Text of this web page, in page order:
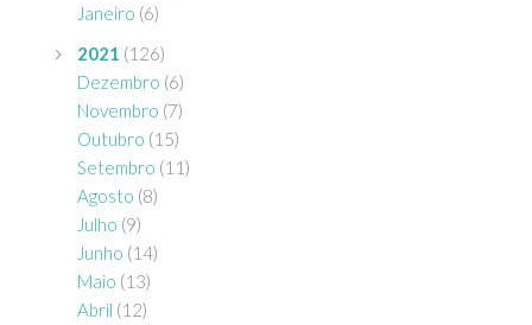
Janeiro (6)
2021 (126)
Dezembro (6)
Novembro (7)
Outubro (15)
Setembro (11)
Agosto (8)
Julho (9)
Junho (14)
Maio (13)
Abril (12)